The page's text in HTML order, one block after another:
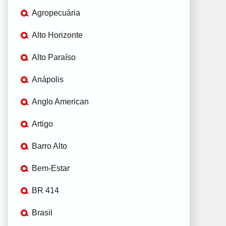
Agropecuária
Alto Horizonte
Alto Paraíso
Anápolis
Anglo American
Artigo
Barro Alto
Bem-Estar
BR 414
Brasil